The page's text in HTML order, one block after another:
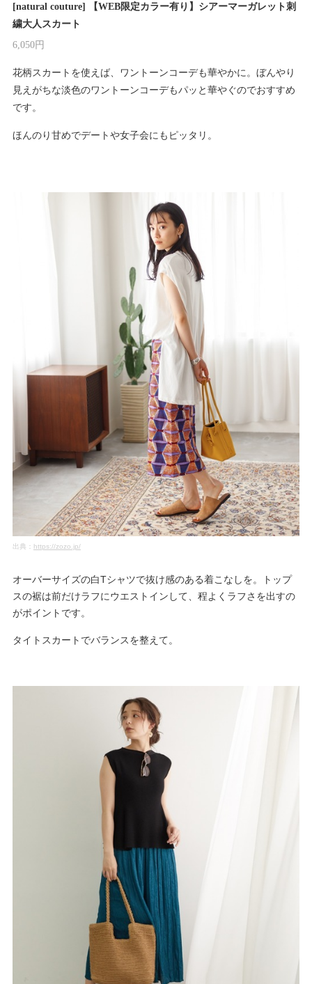
[natural couture] 【WEB限定カラー有り】シアーマーガレット刺
繍大人スカート
6,050円
花柄スカートを使えば、ワントーンコーデも華やかに。ぼんやり
見えがちな淡色のワントーンコーデもパッと華やぐのでおすすめ
です。
ほんのり甘めでデートや女子会にもピッタリ。
出典： https://zozo.jp/
オーバーサイズの白Tシャツで抜け感のある着こなしを。トップ
スの裾は前だけラフにウエストインして、程よくラフさを出すの
がポイントです。
タイトスカートでバランスを整えて。